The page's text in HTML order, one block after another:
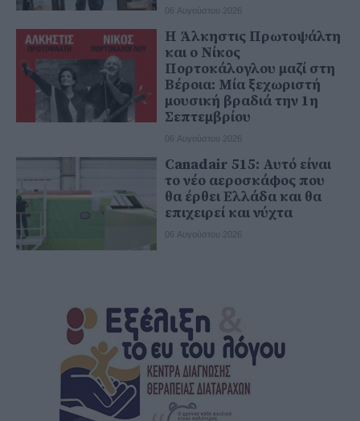
06 Αυγούστου 2026
Η Άλκηστις Πρωτοψάλτη
και ο Νίκος
Πορτοκάλογλου μαζί στη
Βέροια: Μία ξεχωριστή
μουσική βραδιά την 1η
Σεπτεμβρίου
06 Αυγούστου 2026
Canadair 515: Αυτό είναι
το νέο αεροσκάφος που
θα έρθει Ελλάδα και θα
επιχειρεί και νύχτα
06 Αυγούστου 2026